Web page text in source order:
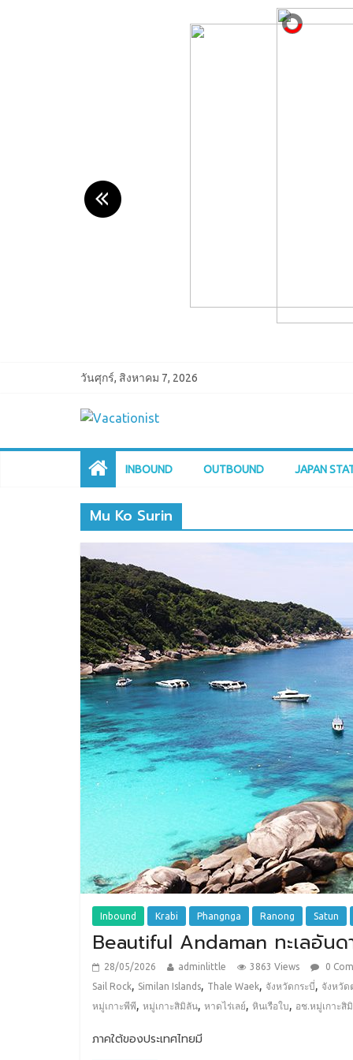
วันศุกร์, สิงหาคม 7, 2026
INBOUND OUTBOUND JAPAN
Mu Ko Surin
Inbound Krabi Phangnga Ranong Satun
Beautiful Andaman ทะเลอันด
28/05/2026 adminlittle 3863 Views 0
Sail Rock, Similan Islands, Thale Waek, จังหวัดกระบี่, จังหวัด
หมู่เกาะพีพี, หมู่เกาะสิมิลัน, หาดไร่เลย์, หินเรือใบ, อช.หมู่เกาะสิ
ภาคใต้ของประเทศไทยมี